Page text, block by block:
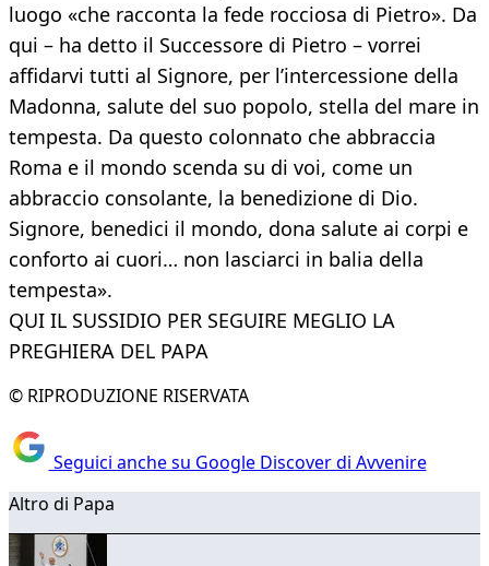
luogo «che racconta la fede rocciosa di Pietro». Da
qui – ha detto il Successore di Pietro – vorrei
affidarvi tutti al Signore, per l’intercessione della
Madonna, salute del suo popolo, stella del mare in
tempesta. Da questo colonnato che abbraccia
Roma e il mondo scenda su di voi, come un
abbraccio consolante, la benedizione di Dio.
Signore, benedici il mondo, dona salute ai corpi e
conforto ai cuori… non lasciarci in balia della
tempesta».
QUI IL SUSSIDIO PER SEGUIRE MEGLIO LA
PREGHIERA DEL PAPA
© RIPRODUZIONE RISERVATA
Seguici anche su Google Discover di Avvenire
Altro di Papa